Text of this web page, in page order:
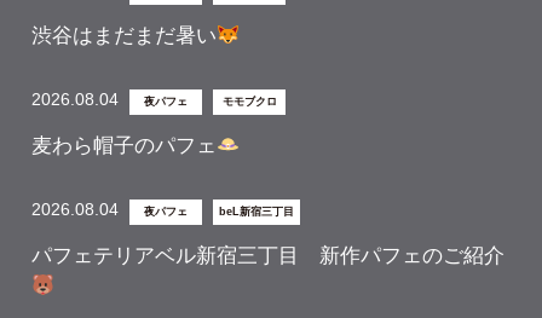
渋谷はまだまだ暑い
2026.08.04 夜パフェ モモブクロ
麦わら帽子のパフェ
2026.08.04 夜パフェ beL新宿三丁目
パフェテリアベル新宿三丁目 新作パフェのご紹介